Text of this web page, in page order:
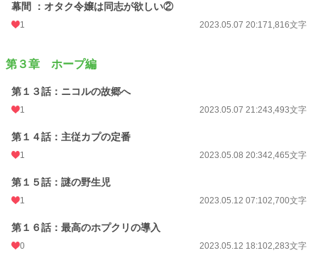
幕間 ：オタク令嬢は同志が欲しい②
1 2023.05.07 20:171,816文字
第３章 ホープ編
第１３話：ニコルの故郷へ
1 2023.05.07 21:243,493文字
第１４話：主従カプの定番
1 2023.05.08 20:342,465文字
第１５話：謎の野生児
1 2023.05.12 07:102,700文字
第１６話：最高のホプクリの導入
0 2023.05.12 18:102,283文字